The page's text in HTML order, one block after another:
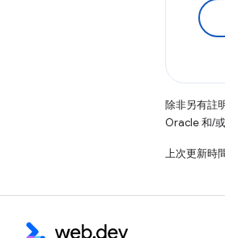
除非另有註
Oracle 和/
上次更新時